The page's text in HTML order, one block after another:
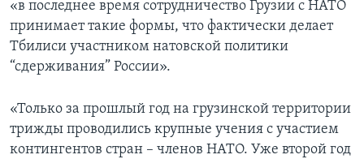
«в последнее время сотрудничество Грузии с НАТО
принимает такие формы, что фактически делает
Тбилиси участником натовской политики
“сдерживания” России».
«Только за прошлый год на грузинской территории
трижды проводились крупные учения с участием
контингентов стран – членов НАТО. Уже второй год